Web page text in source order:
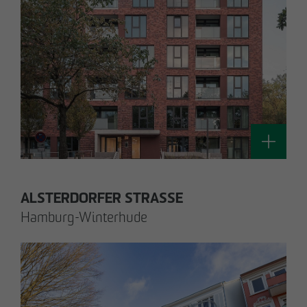
Silke Witt
Sen. Technische Projektleiterin
Technik / Nachhaltiges Bauen und
Zertifizierung
switt@otto-wulff.de
ALSTERDORFER STRASSE
Hamburg-Winterhude